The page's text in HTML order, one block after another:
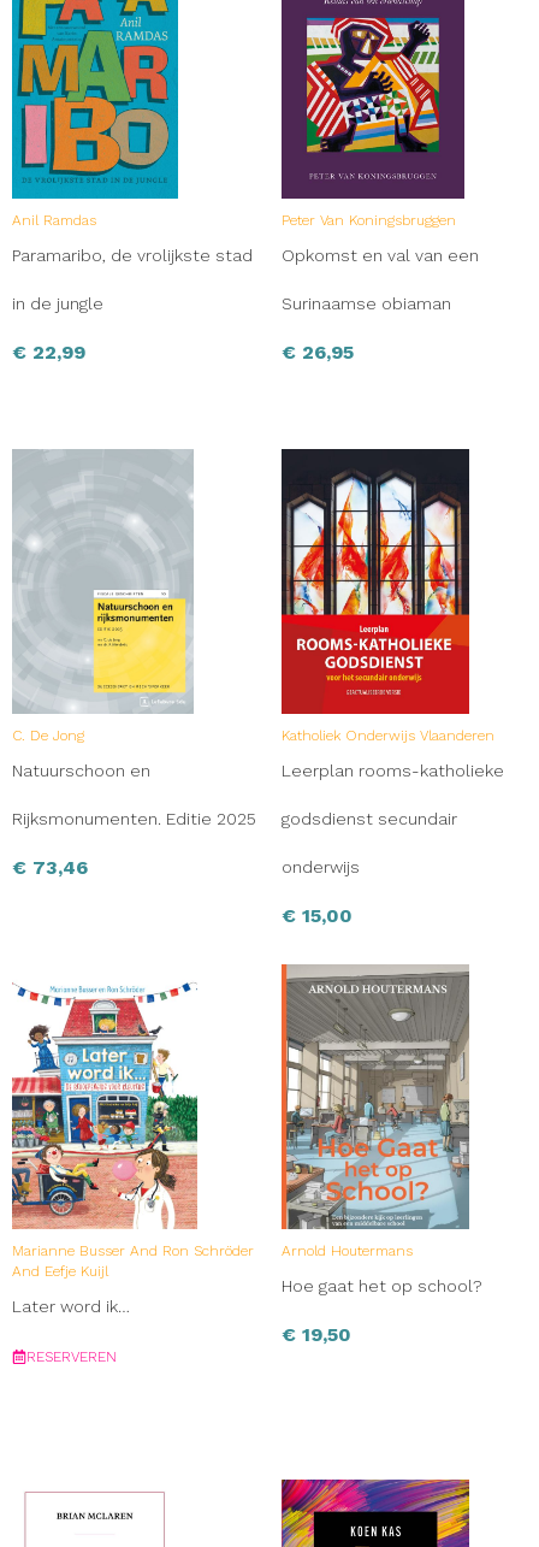
Anil Ramdas
Paramaribo, de vrolijkste stad
in de jungle
€ 22,99
Peter Van Koningsbruggen
Opkomst en val van een
Surinaamse obiaman
€ 26,95
C. De Jong
Natuurschoon en
Rijksmonumenten. Editie 2025
€ 73,46
Katholiek Onderwijs Vlaanderen
Leerplan rooms-katholieke
godsdienst secundair
onderwijs
€ 15,00
Marianne Busser And Ron Schröder
And Eefje Kuijl
Later word ik…
RESERVEREN
Arnold Houtermans
Hoe gaat het op school?
€ 19,50